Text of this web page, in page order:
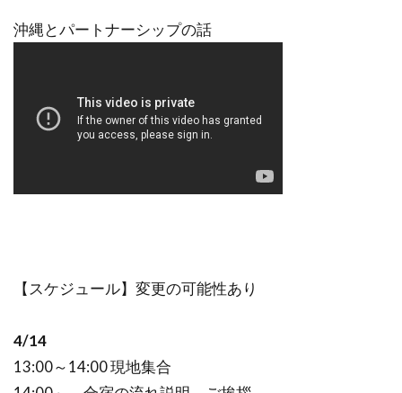
沖縄とパートナーシップの話
【スケジュール】変更の可能性あり
4/14
13:00～14:00 現地集合